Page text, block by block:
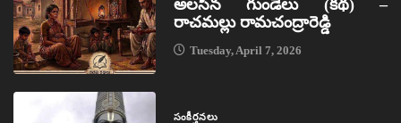
అలసిన గుండెలు (కథ) –
రాచమల్లు రామచంద్రారెడ్డి
Tuesday, April 7, 2026
సంకీర్తనలు